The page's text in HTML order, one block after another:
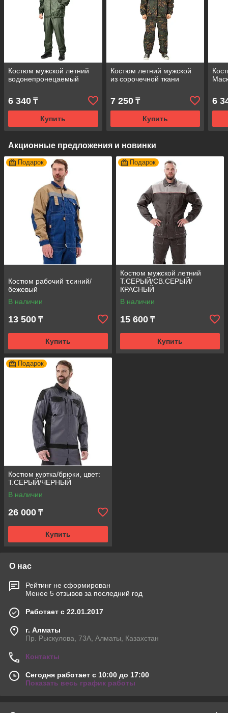
Костюм мужской летний
водонепронецаемый
6 340 ₸
Купить
Костюм летний мужской
из сорочечной ткани
7 250₸
Купить
6
Акционные предложения и новинки
Подарок
Костюм рабочий т.синий/
бежевый
В наличии
13 500 ₸
Купить
Подарок
Костюм мужской летний
Т.СЕРЫЙ/СВ.СЕРЫЙ/
КРАСНЫЙ
В наличии
15 600 ₸
Купить
Подарок
Костюм куртка/брюки, цвет:
Т.СЕРЫЙ/ЧЕРНЫЙ
В наличии
26 000 ₸
Купить
О нас
Рейтинг не сформирован
Менее 5 отзывов за последний год
Работает с 22.01.2017
г. Алматы
Пр. Рыскулова, 73А, Алматы, Казахстан
Контакты
Сегодня работает с 10:00 до 17:00
Показать весь график работы